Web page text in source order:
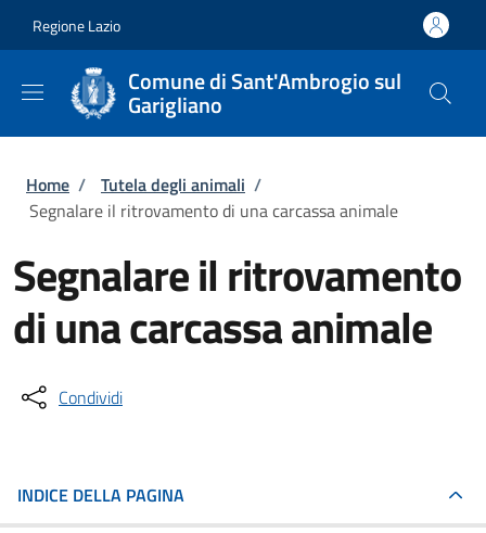
Regione Lazio
Comune di Sant'Ambrogio sul
Garigliano
Briciole di pane
Home / Tutela degli animali /
Segnalare il ritrovamento di una carcassa animale
Segnalare il ritrovamento
di una carcassa animale
Condividi
INDICE DELLA PAGINA